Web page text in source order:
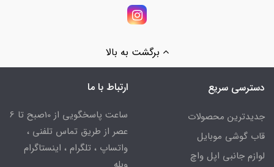
برگشت به بالا
دسترسی سریع
جدیدترین محصولات
قاب گوشی موبایل
لوازم جانبی اپل واچ
ارتباط با ما
ساعت پاسخگویی از 10صبح تا 6
عصر از طریق تماس تلفنی ،
واتساپ ، تلگرام ، اینستاگرام